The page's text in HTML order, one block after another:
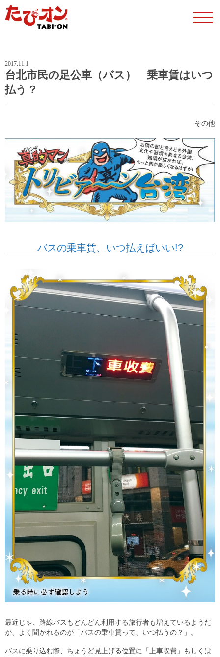
2017.11.1
台北市民の足公車（バス） 乗車賃はいつ
払う？
その他
バスの乗車賃、いつ払えばいい!?
最近じゃ、路線バスもどんどん利用する旅行者も増えているようだ
が、よく聞かれるのが「バスの乗車賃って、いつ払うの？」。
バスに乗り込む際、ちょうど見上げる位置に「上車収費」もしくは